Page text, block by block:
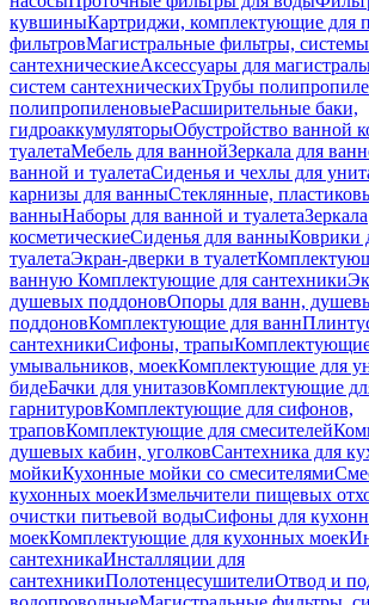
кувшиныКартриджи, комплектующие для
фильтровМагистральные фильтры, системы
сантехническиеАксессуары для
систем сантехническихТрубы
полипропиленовыеРасширительные баки,
гидроаккумуляторыОбустройство ванной
туалетаМебель для ваннойЗеркала для
ванной и туалетаСиденья и чехлы для
карнизы для ванныСтеклянные,
ванныНаборы для ванной и туалетаЗеркала
косметическиеСиденья для ванныКоврики
туалетаЭкран-дверки в туалет
ванную Комплектующие для сантехники
душевых поддоновОпоры для ванн,
поддоновКомплектующие для ванн
сантехникиСифоны, трапы
умывальников, моекКомплектующие для
бидеБачки для унитазовКомплектующие
гарнитуровКомплектующие для сифонов,
траповКомплектующие для смесителей
душевых кабин, уголковСантехника для
мойкиКухонные мойки со смесителями
кухонных моекИзмельчители пищевых
очистки питьевой водыСифоны для
моекКомплектующие для кухонных моек
сантехникаИнсталляции для
сантехникиПолотенцесушителиОтвод и